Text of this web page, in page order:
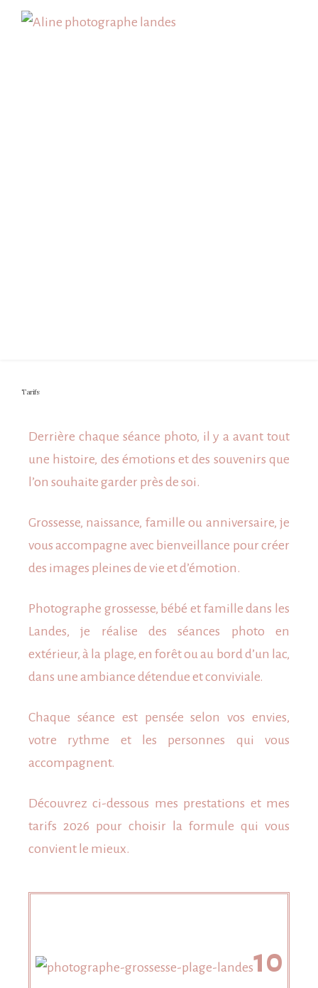
Tarifs
Derrière chaque séance photo, il y a avant tout
une histoire, des émotions et des souvenirs que
l’on souhaite garder près de soi.
Grossesse, naissance, famille ou anniversaire, je
vous accompagne avec bienveillance pour créer
des images pleines de vie et d’émotion.
Photographe grossesse, bébé et famille dans les
Landes, je réalise des séances photo en
extérieur, à la plage, en forêt ou au bord d’un lac,
dans une ambiance détendue et conviviale.
Chaque séance est pensée selon vos envies,
votre rythme et les personnes qui vous
accompagnent.
Découvrez ci-dessous mes prestations et mes
tarifs 2026 pour choisir la formule qui vous
convient le mieux.
10